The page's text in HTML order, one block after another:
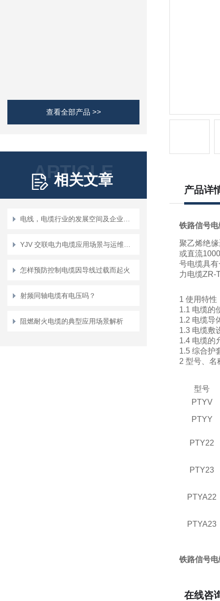
查看全部产品 >>
ARTICLE
相关文章
怎样预防控制电缆因导线过载而起火
射频同轴电缆有电压吗？
阻燃耐火电缆的典型应用场景解析
产品详
铁路信号
聚乙烯绝
或直流
号电缆具
力电缆ZR-
1 使用特性
1.1 电缆的
1.2 电缆导
1.3 电缆敷
1.4 电缆的
1.5 综合护
2 型号、名
型号
PTYV
PTYY
PTY22
PTY23
PTYA22
PTYA23
铁路信号
在线咨